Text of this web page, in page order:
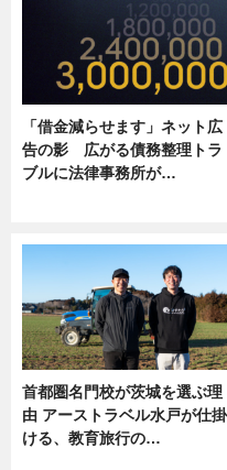
「借金減らせます」ネット広
告の影 広がる債務整理トラ
ブルに法律事務所が…
首都圏名門校が茨城を選ぶ理
由 アーストラベル水戸が仕掛
ける、教育旅行の…